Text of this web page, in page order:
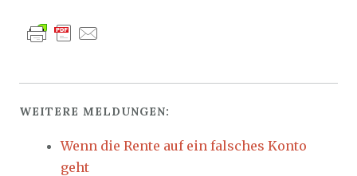
WEITERE MELDUNGEN:
Wenn die Rente auf ein falsches Konto
geht